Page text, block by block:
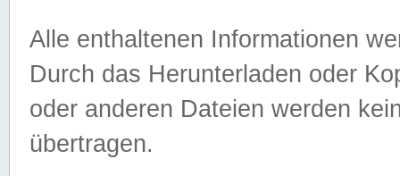
Alle enthaltenen Informationen
Durch das Herunterladen oder
oder anderen Dateien werden
übertragen.